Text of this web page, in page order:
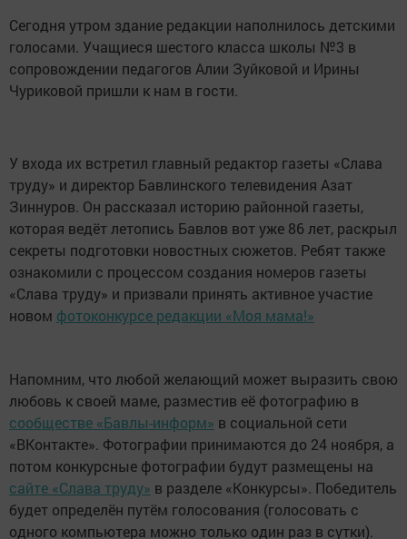
Сегодня утром здание редакции наполнилось детскими
голосами. Учащиеся шестого класса школы №3 в
сопровождении педагогов Алии Зуйковой и Ирины
Чуриковой пришли к нам в гости.
У входа их встретил главный редактор газеты «Слава
труду» и директор Бавлинского телевидения Азат
Зиннуров. Он рассказал историю районной газеты,
которая ведёт летопись Бавлов вот уже 86 лет, раскрыл
секреты подготовки новостных сюжетов. Ребят также
ознакомили с процессом создания номеров газеты
«Слава труду» и призвали принять активное участие
новом фотоконкурсе редакции «Моя мама!»
Напомним, что любой желающий может выразить свою
любовь к своей маме, разместив её фотографию в
сообществе «Бавлы-информ» в социальной сети
«ВКонтакте». Фотографии принимаются до 24 ноября, а
потом конкурсные фотографии будут размещены на
сайте «Слава труду» в разделе «Конкурсы». Победитель
будет определён путём голосования (голосовать с
одного компьютера можно только один раз в сутки).